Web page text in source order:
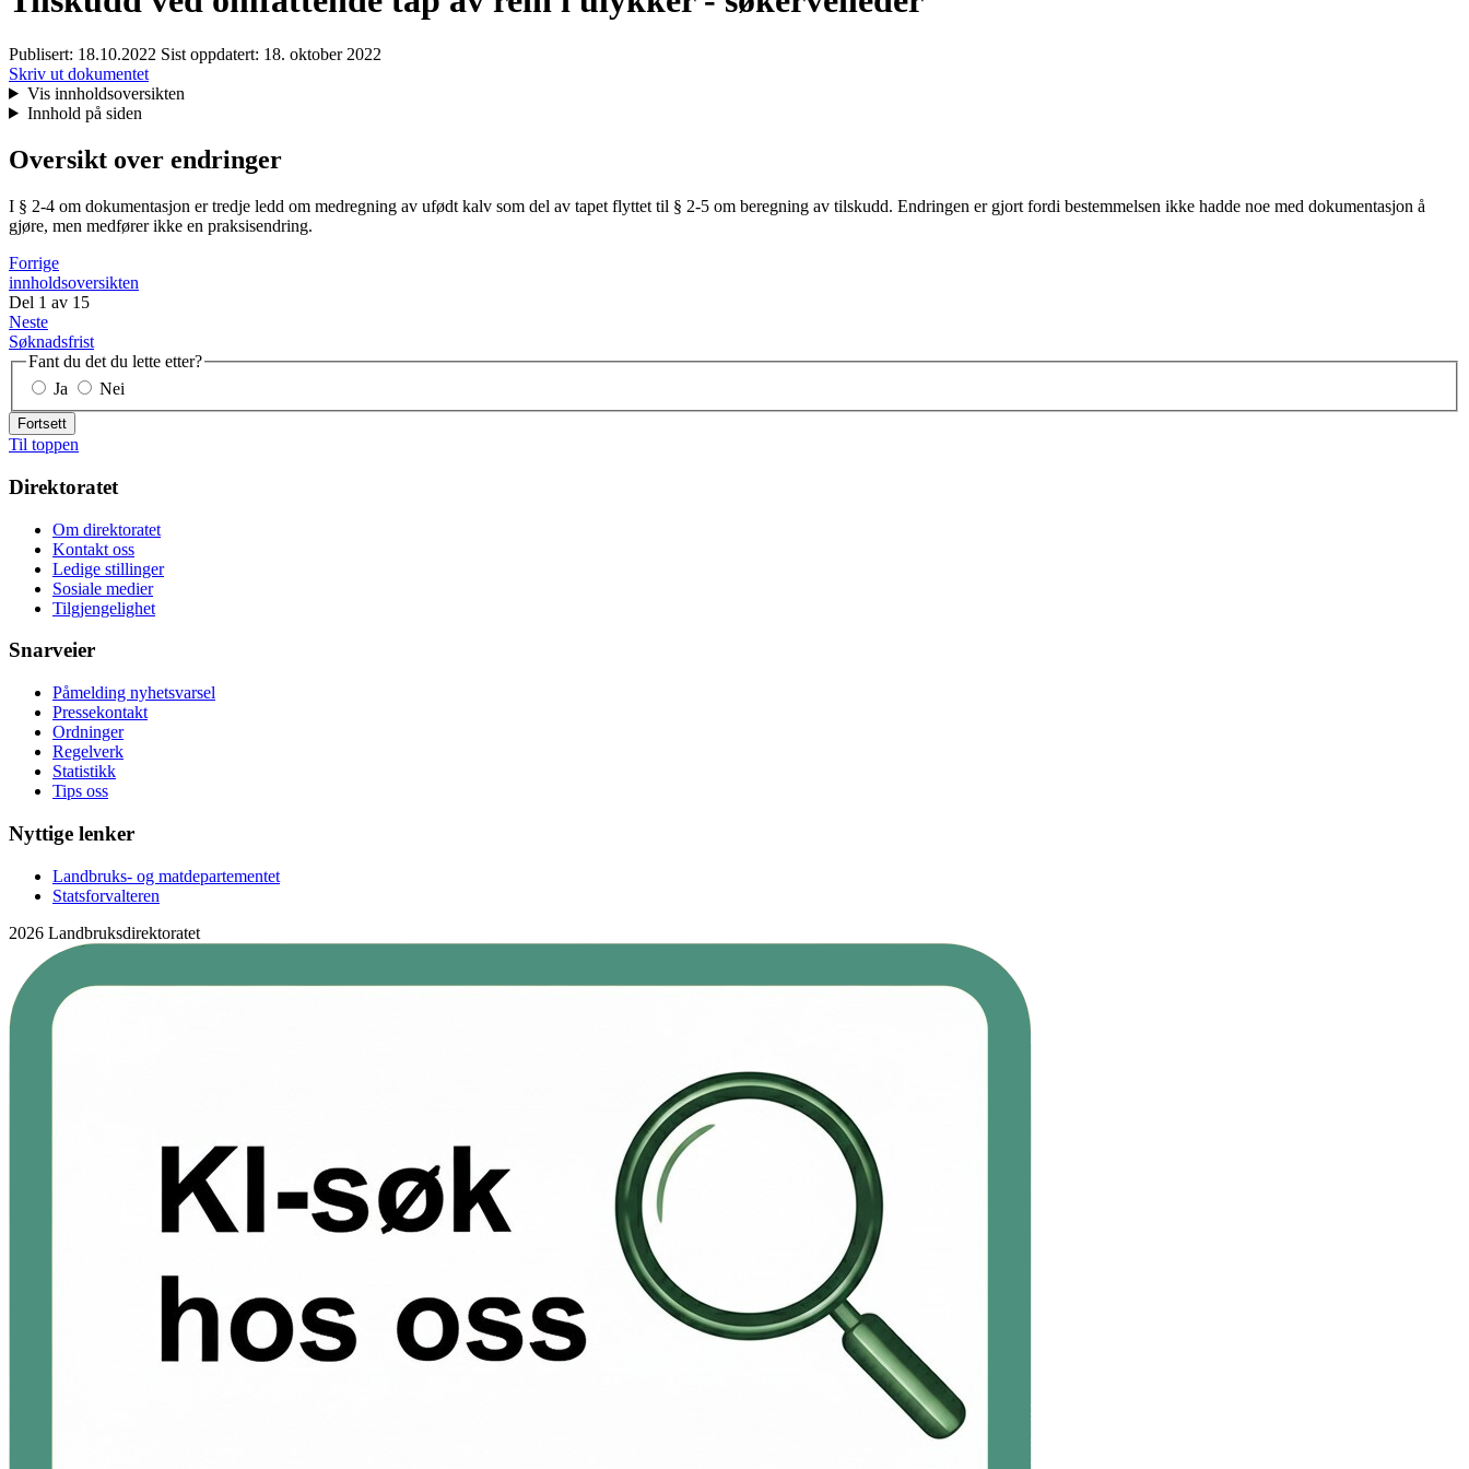
Publisert: 18.10.2022 Sist oppdatert: 18. oktober 2022
Skriv ut dokumentet
Vis innholdsoversikten
Innhold på siden
Oversikt over endringer
I § 2-4 om dokumentasjon er tredje ledd om medregning av ufødt kalv som del av tapet flyttet til § 2-5 om beregning av tilskudd. Endringen er gjort fordi bestemmelsen ikke hadde noe med dokumentasjon å
gjøre, men medfører ikke en praksisendring.
Forrige
innholdsoversikten
Del 1 av 15
Neste
Søknadsfrist
Fant du det du lette etter?
Ja
Nei
Fortsett
Til toppen
Direktoratet
Om direktoratet
Kontakt oss
Ledige stillinger
Sosiale medier
Tilgjengelighet
Snarveier
Påmelding nyhetsvarsel
Pressekontakt
Ordninger
Regelverk
Statistikk
Tips oss
Nyttige lenker
Landbruks- og matdepartementet
Statsforvalteren
2026 Landbruksdirektoratet